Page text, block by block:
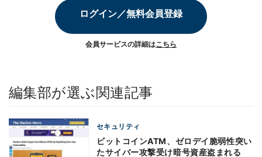
ログイン／無料会員登録
会員サービスの詳細はこちら
編集部が選ぶ関連記事
セキュリティ
ビットコインATM、ゼロデイ脆弱性突い
たサイバー攻撃受け暗号資産盗まれる